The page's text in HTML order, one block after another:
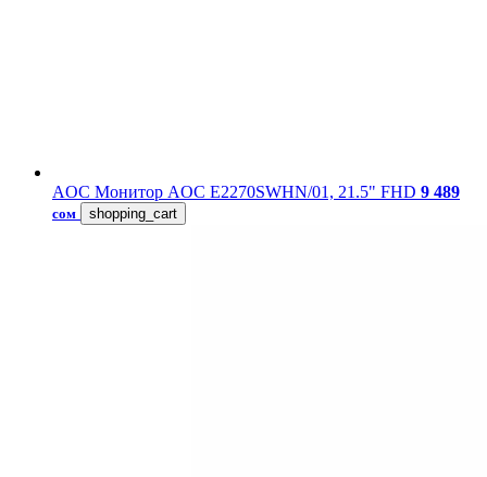
AOC Монитор AOC E2270SWHN/01, 21.5" FHD 9 489
сом shopping_cart